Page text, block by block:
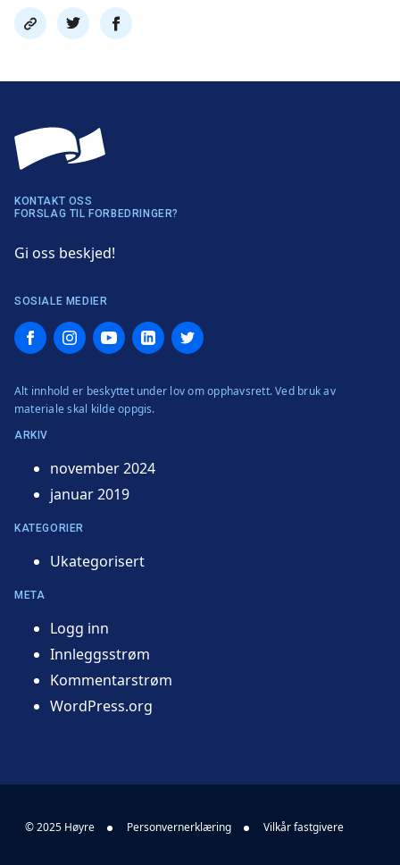
Del
link
Del
på
Del
på
KONTAKT OSS
FORSLAG TIL FORBEDRINGER?
Gi oss beskjed!
SOSIALE MEDIER
FacebookInstagramYouTubeLinkedInTwitter
Alt innhold er beskyttet under lov om opphavsrett. Ved bruk av
materiale skal kilde oppgis.
ARKIV
november 2024
januar 2019
KATEGORIER
Ukategorisert
META
Logg inn
Innleggsstrøm
Kommentarstrøm
WordPress.org
© 2025 Høyre Personvernerklæring Vilkår fastgivere